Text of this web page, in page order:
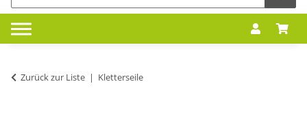
Zurück zur Liste Kletterseile